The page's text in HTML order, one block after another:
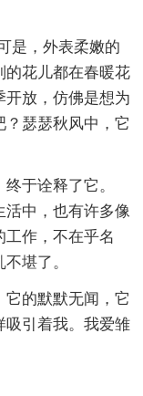
是，外表柔嫩的
的花儿都在春暖花
开放，仿佛是想为
瑟瑟秋风中，它
于诠释了它。
中，也有许多像
作，不在乎名
堪了。
的默默无闻，它
吸引着我。我爱雏